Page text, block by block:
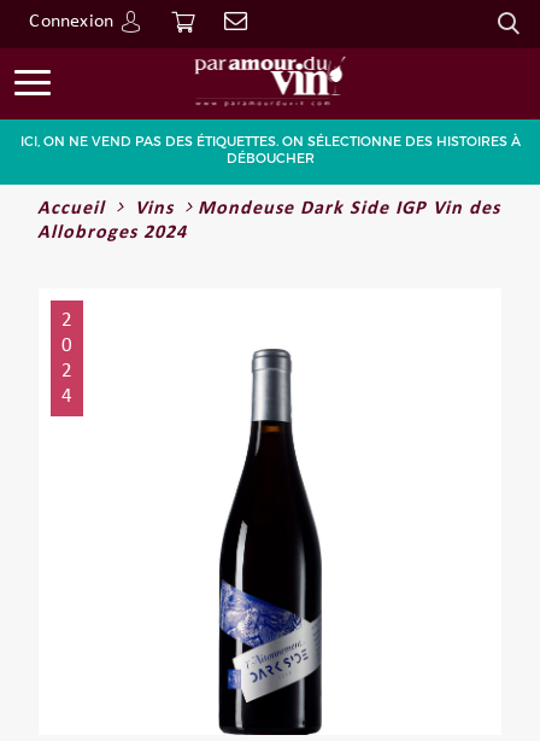
Connexion
Go
ICI, ON NE VEND PAS DES ÉTIQUETTES. ON SÉLECTIONNE DES HISTOIRES À
DÉBOUCHER
Accueil Vins
Mondeuse Dark Side IGP Vin des
Allobroges 2024
2
0
2
4